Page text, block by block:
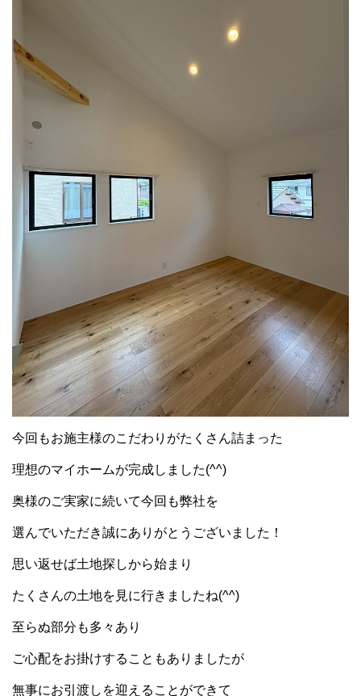
今回もお施主様のこだわりがたくさん詰まった
理想のマイホームが完成しました(^^)
奥様のご実家に続いて今回も弊社を
選んでいただき誠にありがとうございました！
思い返せば土地探しから始まり
たくさんの土地を見に行きましたね(^^)
至らぬ部分も多々あり
ご心配をお掛けすることもありましたが
無事にお引渡しを迎えることができて